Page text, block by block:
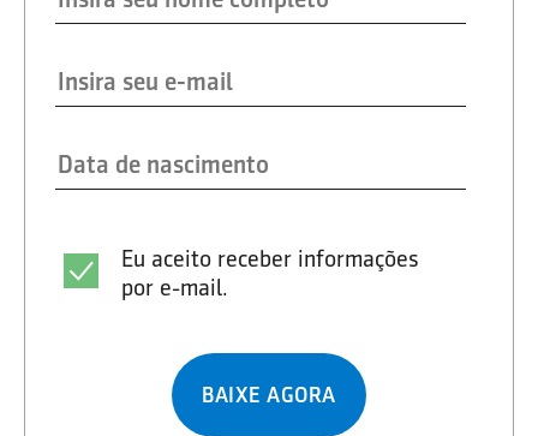
Eu aceito receber informações
por e-mail.
BAIXE AGORA